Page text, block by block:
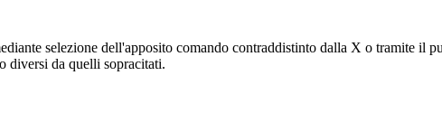
selezione dell'apposito comando contraddistinto dalla X o tramite il
diversi da quelli sopracitati.